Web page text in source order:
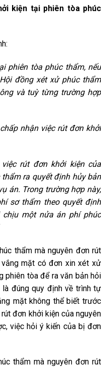
kiện tại phiên tòa phúc
phiên tòa phúc thẩm, nếu
đồng xét xử phúc thẩm
và tuỳ từng trường hợp
nhận việc rút đơn khởi
rút đơn khởi kiện của
ra quyết định hủy bản
án. Trong trường hợp này,
sơ thẩm theo quyết định
một nửa án phí phúc
thẩm mà nguyên đơn rút
mặt có đơn xin xét xử
phiên tòa để ra văn bản hỏi
đúng quy định về trình tự
mặt không thể biết trước
đơn khởi kiện của nguyên
việc hỏi ý kiến của bị đơn
thẩm mà nguyên đơn rút